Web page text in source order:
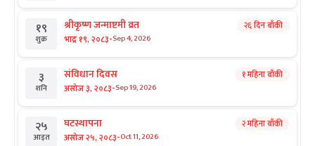
१९
शुक्र
श्रीकृष्ण जन्माष्टमी व्रत
भाद्र १९, २०८३-Sep 4, 2026
२६ दिन बाँकी
३
शनि
संविधान दिवस
असोज ३, २०८३-Sep 19, 2026
१ महिना बाँकी
२५
आइत
घटस्थापना
असोज २५, २०८३-Oct 11, 2026
२ महिना बाँकी